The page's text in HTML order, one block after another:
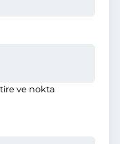
ve nokta